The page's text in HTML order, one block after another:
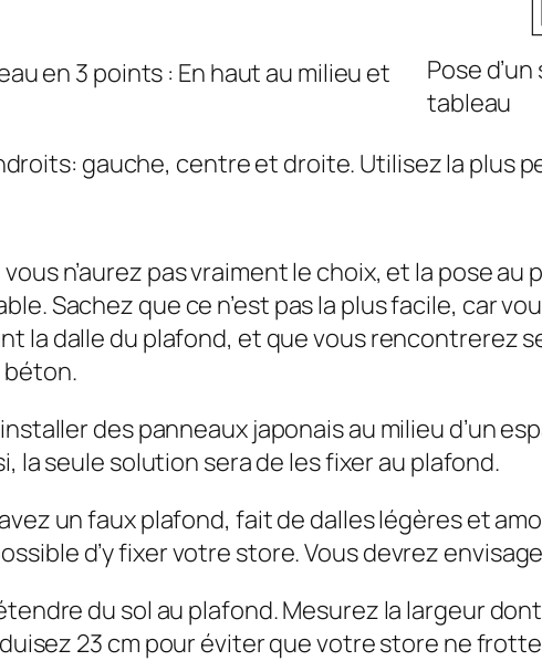
Pose
tableau
en 3 points : En haut au milieu et
gauche, centre et droite. Utilisez la plus
n’aurez pas vraiment le choix, et la pose au
Sachez que ce n’est pas la plus facile, car
la dalle du plafond, et que vous rencontrerez
béton.
des panneaux japonais au milieu d’un
la seule solution sera de les fixer au plafond.
un faux plafond, fait de dalles légères et
d’y fixer votre store. Vous devrez
du sol au plafond. Mesurez la largeur
23 cm pour éviter que votre store ne